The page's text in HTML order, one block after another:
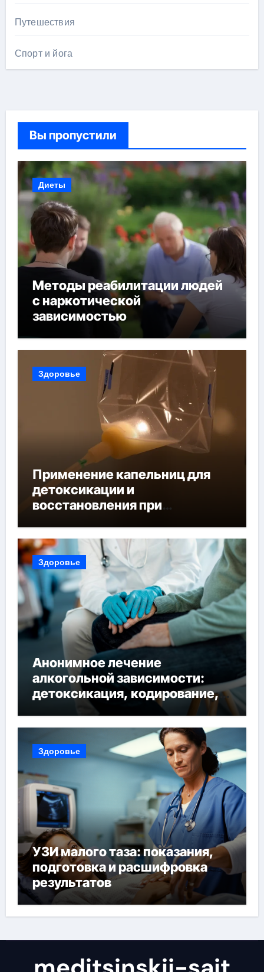
Путешествия
Спорт и йога
Вы пропустили
Диеты
Методы реабилитации людей
с наркотической
зависимостью
Здоровье
Применение капельниц для
детоксикации и
восстановления при
Здоровье
Анонимное лечение
алкогольной зависимости:
детоксикация, кодирование,
реабилитация, полный курс и
конфиденциальность
Здоровье
УЗИ малого таза: показания,
подготовка и расшифровка
результатов